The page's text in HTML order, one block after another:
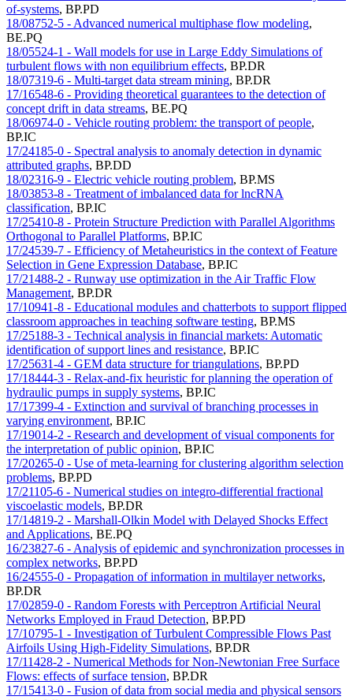
of-systems, BP.PD
18/08752-5 - Advanced numerical multiphase flow modeling,
BE.PQ
18/05524-1 - Wall models for use in Large Eddy Simulations of
turbulent flows with non equilibrium effects, BP.DR
18/07319-6 - Multi-target data stream mining, BP.DR
17/16548-6 - Providing theoretical guarantees to the detection of
concept drift in data streams, BE.PQ
18/06974-0 - Vehicle routing problem: the transport of people,
BP.IC
17/24185-0 - Spectral analysis to anomaly detection in dynamic
attributed graphs, BP.DD
18/02316-9 - Electric vehicle routing problem, BP.MS
18/03853-8 - Treatment of imbalanced data for lncRNA
classification, BP.IC
17/25410-8 - Protein Structure Prediction with Parallel Algorithms
Orthogonal to Parallel Platforms, BP.IC
17/24539-7 - Efficiency of Metaheuristics in the context of Feature
Selection in Gene Expression Database, BP.IC
17/21488-2 - Runway use optimization in the Air Traffic Flow
Management, BP.DR
17/10941-8 - Educational modules and chatterbots to support flipped
classroom approaches in teaching software testing, BP.MS
17/25188-3 - Technical analysis in financial markets: Automatic
identification of support lines and resistance, BP.IC
17/25631-4 - GEM data structure for triangulations, BP.PD
17/18444-3 - Relax-and-fix heuristic for planning the operation of
hydraulic pumps in supply systems, BP.IC
17/17399-4 - Extinction and survival of branching processes in
varying environment, BP.IC
17/19014-2 - Research and development of visual components for
the interpretation of public opinion, BP.IC
17/20265-0 - Use of meta-learning for clustering algorithm selection
problems, BP.PD
17/21105-6 - Numerical studies on integro-differential fractional
viscoelastic models, BP.DR
17/14819-2 - Marshall-Olkin Model with Delayed Shocks Effect
and Applications, BE.PQ
16/23827-6 - Analysis of epidemic and synchronization processes in
complex networks, BP.PD
16/24555-0 - Propagation of information in multilayer networks,
BP.DR
17/02859-0 - Random Forests with Perceptron Artificial Neural
Networks Employed in Fraud Detection, BP.PD
17/10795-1 - Investigation of Turbulent Compressible Flows Past
Airfoils Using High-Fidelity Simulations, BP.DR
17/11428-2 - Numerical Methods for Non-Newtonian Free Surface
Flows: effects of surface tension, BP.DR
17/15413-0 - Fusion of data from social media and physical sensors